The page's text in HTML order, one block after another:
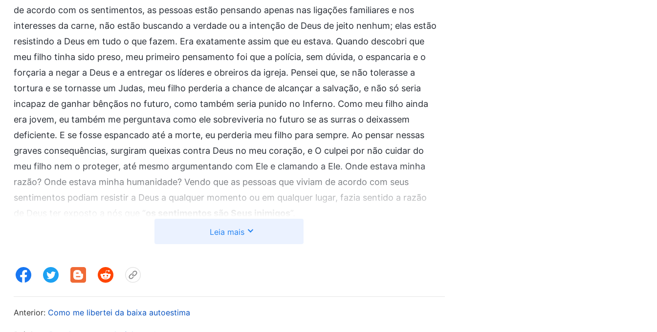
de acordo com os sentimentos, as pessoas estão pensando apenas nas ligações familiares e nos
interesses da carne, não estão buscando a verdade ou a intenção de Deus de jeito nenhum; elas estão
resistindo a Deus em tudo o que fazem. Era exatamente assim que eu estava. Quando descobri que
meu filho tinha sido preso, meu primeiro pensamento foi que a polícia, sem dúvida, o espancaria e o
forçaria a negar a Deus e a entregar os líderes e obreiros da igreja. Pensei que, se não tolerasse a
tortura e se tornasse um Judas, meu filho perderia a chance de alcançar a salvação, e não só seria
incapaz de ganhar bênçãos no futuro, como também seria punido no Inferno. Como meu filho ainda
era jovem, eu também me perguntava como ele sobreviveria no futuro se as surras o deixassem
deficiente. E se fosse espancado até a morte, eu perderia meu filho para sempre. Ao pensar nessas
graves consequências, surgiram queixas contra Deus no meu coração, e O culpei por não cuidar do
meu filho nem o proteger, até mesmo argumentando com Ele e clamando a Ele. Onde estava minha
razão? Onde estava minha humanidade? Vendo que as pessoas que viviam de acordo com seus
sentimentos podiam resistir a Deus a qualquer momento ou em qualquer lugar, fazia sentido a razão
de Deus ter exposto a nós que “
os sentimentos são Seus inimigos ”.
mais ela pode revelar nosso coração amoroso. Porém, nenhum de nós pode abrir tal senda. Em
hoje. Acredito que essa é a senda guiada por Deus, então Eu suporto o martírio de todo o sofrimento
Leia mais
Anterior: Como me libertei da baixa autoestima